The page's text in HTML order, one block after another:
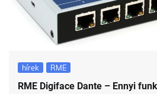
hírek RME
RME Digiface Dante – Ennyi